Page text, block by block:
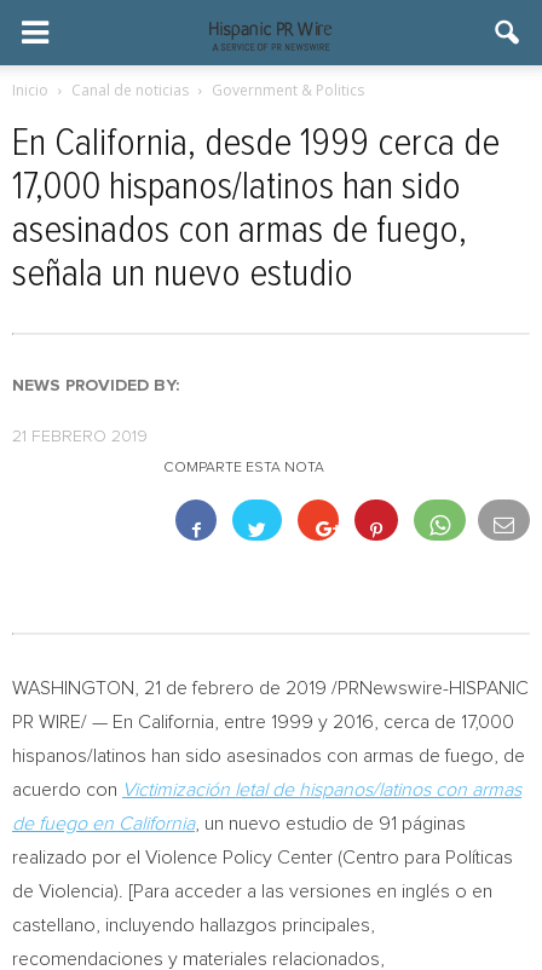
Inicio Canal de noticias Government & Politics
En California, desde 1999 cerca de
17,000 hispanos/latinos han sido
asesinados con armas de fuego,
señala un nuevo estudio
NEWS PROVIDED BY:
21 FEBRERO 2019
COMPARTE ESTA NOTA
WASHINGTON
, 21 de febrero de 2019 /PRNewswire-HISPANIC
PR WIRE/ — En California , entre 1999 y 2016, cerca de 17,000
hispanos/latinos han sido asesinados con armas de fuego, de
acuerdo con Victimización letal de hispanos/latinos con armas
de fuego en California, un nuevo estudio de 91 páginas
realizado por el Violence Policy Center (Centro para Políticas
de Violencia). [Para acceder a las versiones en inglés o en
castellano, incluyendo hallazgos principales,
recomendaciones y materiales relacionados,